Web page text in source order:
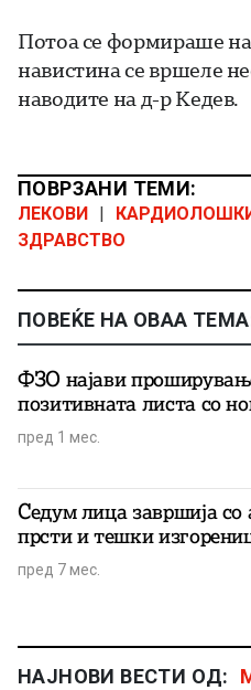
Потоа се формираше на
навистина се вршеле
наводите на д-р Кедев.
ПОВРЗАНИ ТЕМИ:
ЛЕКОВИ |
ЗДРАВСТВО
ПОВЕЌЕ НА ОВАА
ФЗО најави
позитивната листа со
пред 1 мес.
Седум лица завршија
прсти и тешки
пред 7 мес.
НАЈНОВИ ВЕСТИ ОД: